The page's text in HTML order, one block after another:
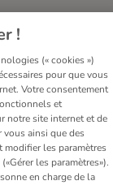
DSA
Contact
de paiement
!
(« cookies »)
pour que vous
Votre consentement
et
notre site internet et de
ainsi que des
modifier les paramètres
les paramètres»).
en charge de la